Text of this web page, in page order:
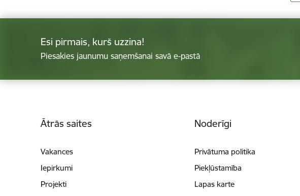
Esi pirmais, kurš uzzina!
Piesakies jaunumu saņemšanai savā e-pastā
Ātrās saites
Vakances
Iepirkumi
Projekti
Noderīgi
Privātuma politika
Piekļūstamība
Lapas karte